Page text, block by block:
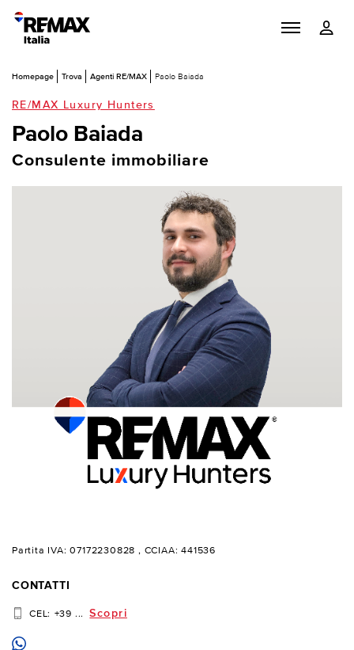
Homepage Trova Agenti RE/MAX Paolo Baiada
RE/MAX Luxury Hunters
Paolo Baiada
Consulente immobiliare
Partita IVA: 07172230828 , CCIAA: 441536
CONTATTI
CEL: +39 ... Scopri